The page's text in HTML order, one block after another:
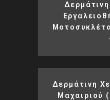
Δερμάτινη
Μαχαιριού